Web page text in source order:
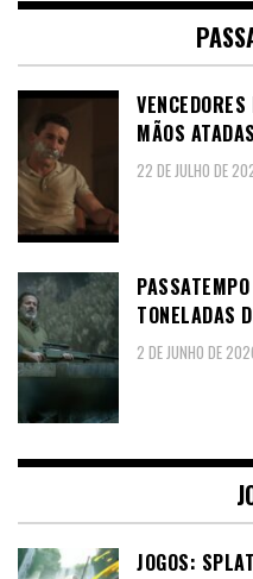
MÃOS
22 DE JULHO DE
TONELADAS
2 DE JUNHO DE
JOGOS: